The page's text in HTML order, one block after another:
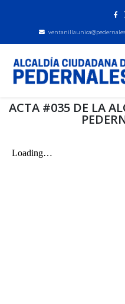
ACTA #035 DE LA